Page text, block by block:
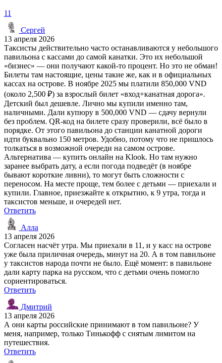
11
Сергей
13 апреля 2026
Таксисты действительно часто останавливаются у небольшого
павильона с кассами до самой канатки. Это их небольшой
«бизнес» — они получают какой-то процент. Но это не обман!
Билеты там настоящие, цены такие же, как и в официальных
кассах на острове. В ноябре 2025 мы платили 850,000 VND
(около 2,500 ₽) за взрослый билет «вход+канатная дорога».
Детский был дешевле. Лично мы купили именно там,
наличными. Дали купюру в 500,000 VND — сдачу вернули
без проблем. QR-код на билете сразу проверили, всё было в
порядке. От этого павильона до станции канатной дороги
идти буквально 150 метров. Удобно, потому что не пришлось
толкаться в возможной очереди на самом острове.
Альтернатива — купить онлайн на Klook. Но там нужно
заранее выбрать дату, а если погода подведёт (в ноябре
бывают короткие ливни), то могут быть сложности с
переносом. На месте проще, тем более с детьми — приехали и
купили. Главное, приезжайте к открытию, к 9 утра, тогда и
таксистов меньше, и очередей нет.
Ответить
Алла
13 апреля 2026
Согласен насчёт утра. Мы приехали в 11, и у касс на острове
уже была приличная очередь, минут на 20. А в том павильоне
у таксистов народа почти не было. Ещё момент: в павильоне
дали карту парка на русском, что с детьми очень помогло
сориентироваться.
Ответить
Дмитрий
13 апреля 2026
А они карты российские принимают в том павильоне? У
меня, например, только Тинькофф с снятым лимитом на
путешествия.
Ответить